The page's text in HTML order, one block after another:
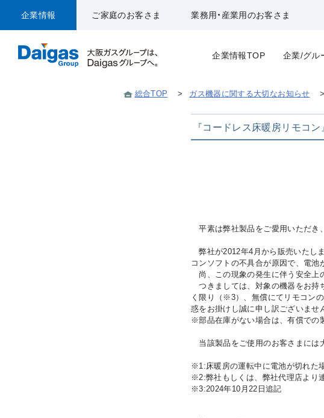
企業情報 ご家庭のお客さま 業務用・産業用のお客さま
企業情報TOP 企業/グル
総合TOP > ガス機器に関する大切なお知らせ >
『コードレス床暖房リモコ
平素は弊社製品をご愛用いただき
弊社が2012年4月から販売いたし
コンソフトの不具合が原因で、電池
尚、この現象の発生に伴う安全上
つきましては、対象の機器をお持
く限り（※3）、無償にてリモコン
惑をお掛けし誠に申し訳ございませ
※部品在庫がない場合は、有償での
当該製品をご使用のお客さまには
※1:床暖房の運転中に電池が切れた
※2:弊社もしくは、弊社代理店より
※3:2024年10月22日追記